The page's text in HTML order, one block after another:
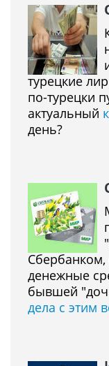
турецкие
по-турецки
актуальный
день?
Сбербанком,
денежные
бывшей
дела с этим